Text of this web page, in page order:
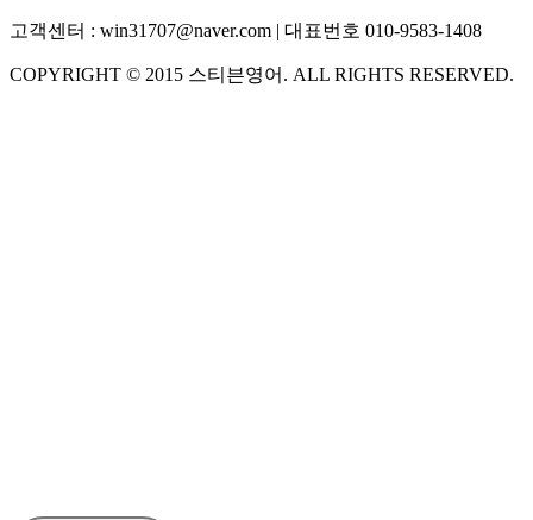
고객센터 : win31707@naver.com | 대표번호 010-9583-1408
COPYRIGHT © 2015 스티븐영어 . ALL RIGHTS RESERVED.